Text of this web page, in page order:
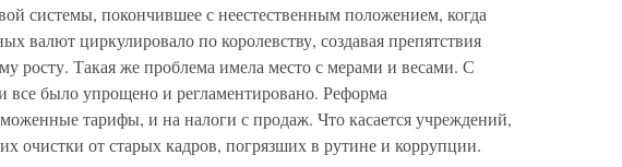
системы, покончившее с неестественным положением, когда
валют циркулировало по королевству, создавая препятствия
росту. Такая же проблема имела место с мерами и весами. С
было упрощено и регламентировано. Реформа
тарифы, и на налоги с продаж. Что касается учреждений,
очистки от старых кадров, погрязших в рутине и коррупции.